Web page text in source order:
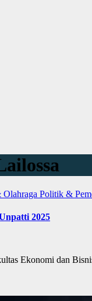
Politik &
2025
Ekonomi dan